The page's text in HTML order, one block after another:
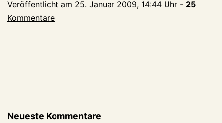
Veröffentlicht am 25. Januar 2009, 14:44 Uhr - 25
Kommentare
Neueste Kommentare